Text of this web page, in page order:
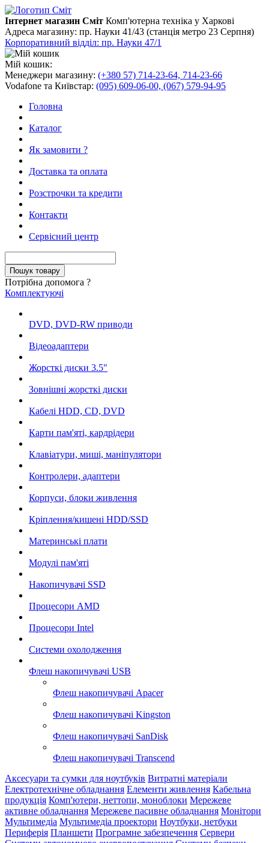
Інтернет магазин Сміт Комп'ютерна техніка у Харкові
Адреса магазину: пр. Науки 41/43 (станція метро 23 Серпня)
Корпоративний відділ: пр. Науки 47/1
Мій кошик:
Менеджери магазину: (+380 57) 714-23-64, 714-23-66
Vodafone та Київстар: (095) 609-06-00, (067) 579-94-95
Головна
Каталог
Як замовити ?
Доставка та оплата
Розстрочки та кредити
Контакти
Сервісний центр
Потрібна допомога ?
Комплектуючі
DVD, DVD-RW приводи
Відеоадаптери
Жорсткі диски 3.5"
Зовнішні жорсткі диски
Кабелі HDD, CD, DVD
Карти пам'яті, кардрідери
Клавіатури, миші, маніпулятори
Контролери, адаптери
Корпуси, блоки живлення
Кріплення/кишені HDD/SSD
Материнські плати
Модулі пам'яті
Накопичувачі SSD
Процесори AMD
Процесори Intel
Системи охолодження
Флеш накопичувачі USB
Флеш накопичувачі Apacer
Флеш накопичувачі Kingston
Флеш накопичувачі SanDisk
Флеш накопичувачі Transcend
Аксесуари та сумки для ноутбуків Витратні матеріали
Електротехнічне обладнання Елементи живлення Кабельна
продукція Комп'ютери, неттопи, моноблоки Мережеве
активне обладнання Мережеве пасивне обладнання Монітори
Мультимедіа Мультимедіа проектори Ноутбуки, нетбуки
Периферія Планшети Програмне забезпечення Сервери